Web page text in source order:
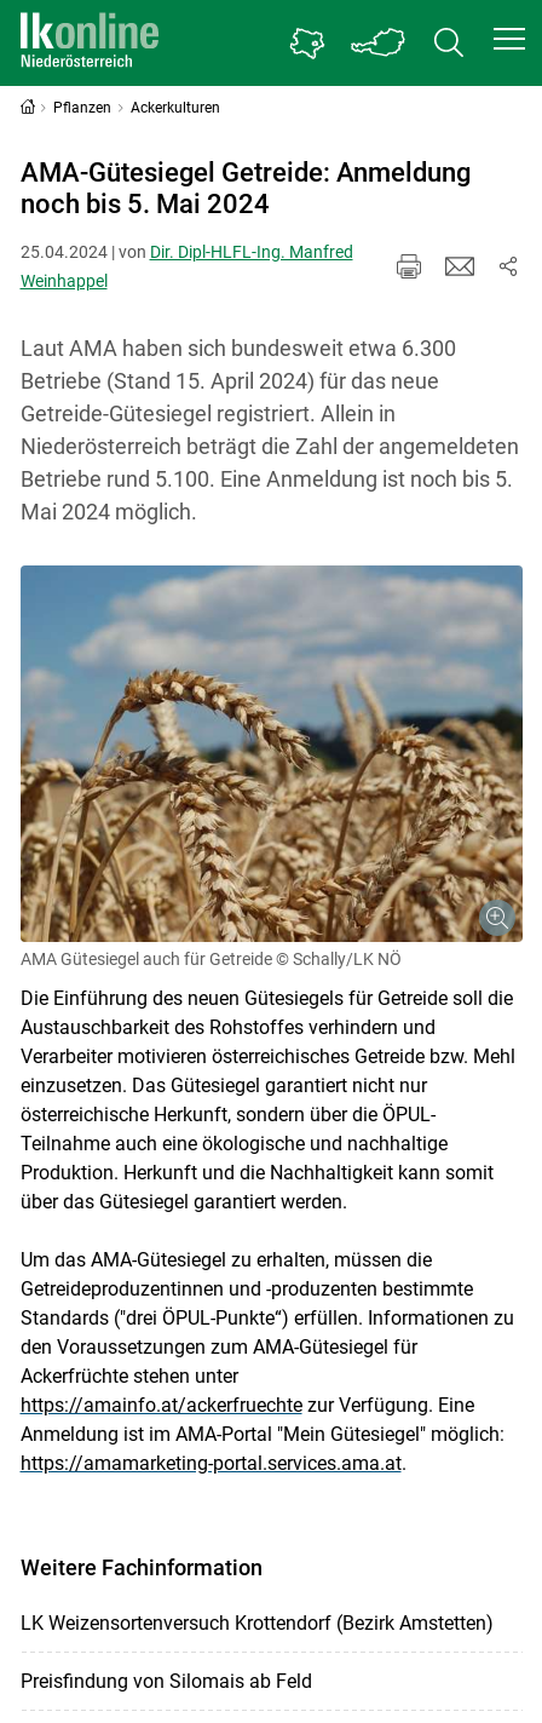
Skip to main content
Pflanzen Ackerkulturen
AMA-Gütesiegel Getreide: Anmeldung
noch bis 5. Mai 2024
25.04.2024 | von Dir. Dipl-HLFL-Ing. Manfred
Weinhappel
Laut AMA haben sich bundesweit etwa 6.300
Betriebe (Stand 15. April 2024) für das neue
Getreide-Gütesiegel registriert. Allein in
Niederösterreich beträgt die Zahl der angemeldeten
Betriebe rund 5.100. Eine Anmeldung ist noch bis 5.
Mai 2024 möglich.
AMA Gütesiegel auch für Getreide © Schally/LK NÖ
Die Einführung des neuen Gütesiegels für Getreide soll die
Austauschbarkeit des Rohstoffes verhindern und
Verarbeiter motivieren österreichisches Getreide bzw. Mehl
einzusetzen. Das Gütesiegel garantiert nicht nur
österreichische Herkunft, sondern über die ÖPUL-
Teilnahme auch eine ökologische und nachhaltige
Produktion. Herkunft und die Nachhaltigkeit kann somit
über das Gütesiegel garantiert werden.
Um das AMA-Gütesiegel zu erhalten, müssen die
Getreideproduzentinnen und -produzenten bestimmte
Standards ("drei ÖPUL-Punkte“) erfüllen. Informationen zu
den Voraussetzungen zum AMA-Gütesiegel für
Ackerfrüchte stehen unter
https://amainfo.at/ackerfruechtezur Verfügung. Eine
Anmeldung ist im AMA-Portal "Mein Gütesiegel" möglich:
https://amamarketing-portal.services.ama.at.
Weitere Fachinformation
LK Weizensortenversuch Krottendorf (Bezirk Amstetten)
Preisfindung von Silomais ab Feld